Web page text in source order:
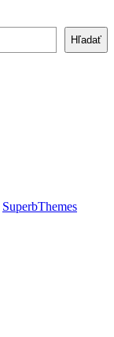
Hľadať
SuperbThemes